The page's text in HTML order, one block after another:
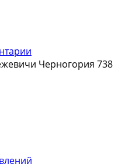
Черногория 738